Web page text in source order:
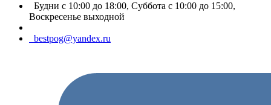
Будни с 10:00 до 18:00, Суббота с 10:00 до 15:00,
Воскресенье выходной
bestpog@yandex.ru